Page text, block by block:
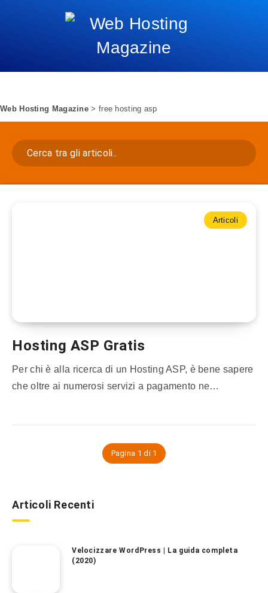
Web Hosting Magazine > free hosting asp
Articoli
Hosting ASP Gratis
Per chi è alla ricerca di un Hosting ASP, è bene sapere
che oltre ai numerosi servizi a pagamento ne…
Pagina 1 di 1
Articoli Recenti
Velocizzare WordPress | La guida completa
(2020)